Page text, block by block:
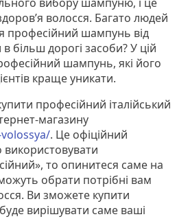
вибору шампуню, і це
волосся. Багато людей
професійний шампунь від
більш дорогі засоби? У цій
шампунь, які його
краще уникати.
професійний італійський
магазину
. Це офіційний
то опинитеся саме на
обрати потрібні вам
Ви зможете купити
вирішувати саме ваші